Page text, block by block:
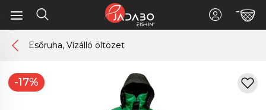
Esőruha, Vízálló öltözet
-17%